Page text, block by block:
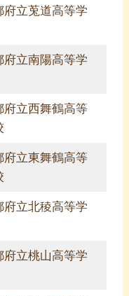
府立莵道高等学
府立南陽高等学
府立西舞鶴高等
府立東舞鶴高等
府立北稜高等学
府立桃山高等学